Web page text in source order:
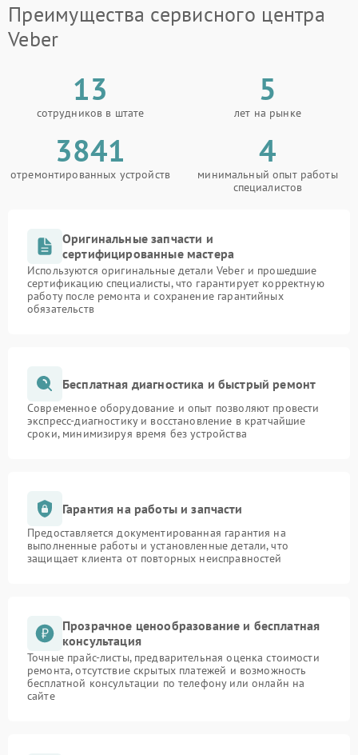
Преимущества сервисного центра
Veber
13
сотрудников в штате
5
лет на рынке
3841
отремонтированных устройств
4
минимальный опыт работы
специалистов
Оригинальные запчасти и
сертифицированные мастера
Используются оригинальные детали Veber и прошедшие
сертификацию специалисты, что гарантирует корректную
работу после ремонта и сохранение гарантийных
обязательств
Бесплатная диагностика и быстрый ремонт
Современное оборудование и опыт позволяют провести
экспресс-диагностику и восстановление в кратчайшие
сроки, минимизируя время без устройства
Гарантия на работы и запчасти
Предоставляется документированная гарантия на
выполненные работы и установленные детали, что
защищает клиента от повторных неисправностей
Прозрачное ценообразование и бесплатная
консультация
Точные прайс-листы, предварительная оценка стоимости
ремонта, отсутствие скрытых платежей и возможность
бесплатной консультации по телефону или онлайн на
сайте